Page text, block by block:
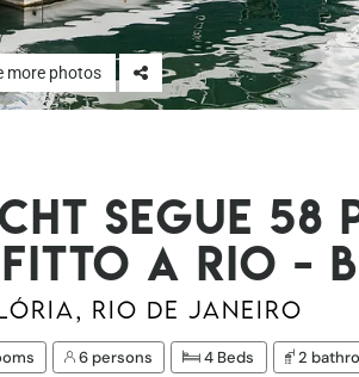
more photos
Segue 58
a Rio -
Rio de Janeiro
6 persons 4 Beds 2